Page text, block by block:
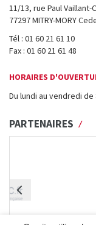
11/13, rue Paul Vaillant-
77297 MITRY-MORY
Tél : 01 60 21 61 10
Fax : 01 60 21 61 48
HORAIRES
Du lundi au vendredi de
PARTENAIRES